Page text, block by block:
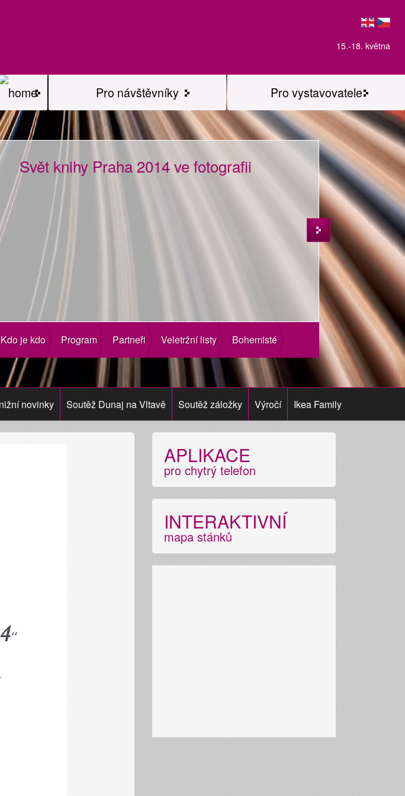
15.-18. května
Pro vystavovatele
Pro návštěvníky
Svět knihy Praha 2014 ve fotografii
Kdo je kdo Program Partneři Veletržní listy Bohemisté
novinky Soutěž Dunaj na Vltavě Soutěž záložky Výročí Ikea Family
APLIKACE
pro chytrý telefon
INTERAKTIVNÍ
mapa stánků